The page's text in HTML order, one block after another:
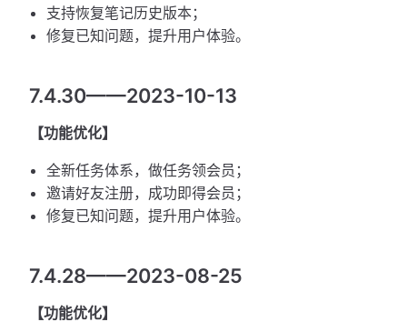
支持恢复笔记历史版本；
修复已知问题，提升用户体验。
7.4.30——2023-10-13
【功能优化】
全新任务体系，做任务领会员；
邀请好友注册，成功即得会员；
修复已知问题，提升用户体验。
7.4.28——2023-08-25
【功能优化】